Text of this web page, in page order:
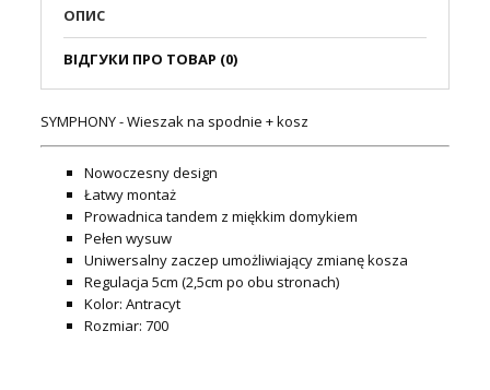
ОПИС
ВІДГУКИ ПРО ТОВАР (0)
SYMPHONY - Wieszak na spodnie + kosz
Nowoczesny design
Łatwy montaż
Prowadnica tandem z miękkim domykiem
Pełen wysuw
Uniwersalny zaczep umożliwiający zmianę kosza
Regulacja 5cm (2,5cm po obu stronach)
Kolor: Antracyt
Rozmiar: 700